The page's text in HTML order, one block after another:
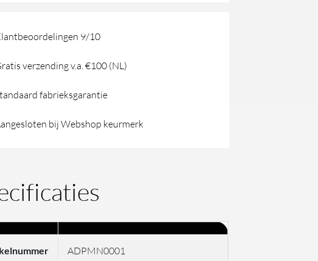
9/10
verzending v.a. €100 (NL)
fabrieksgarantie
bij Webshop keurmerk
ADPMN0001